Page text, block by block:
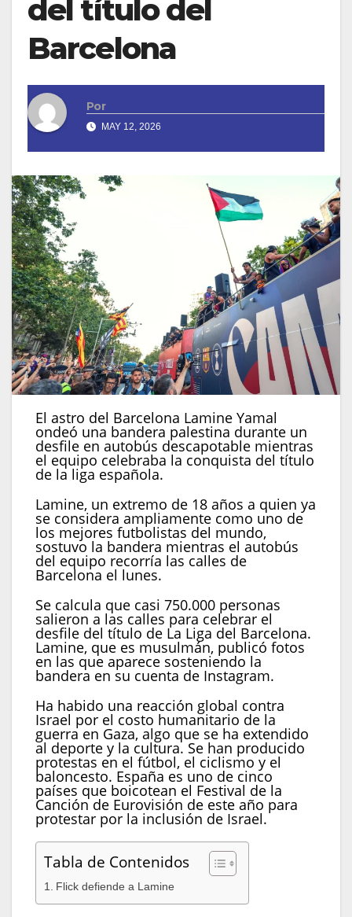
del título del
Barcelona
Por
MAY 12, 2026
El astro del Barcelona Lamine Yamal
ondeó una bandera palestina durante un
desfile en autobús descapotable mientras
el equipo celebraba la conquista del título
de la liga española.
Lamine, un extremo de 18 años a quien ya
se considera ampliamente como uno de
los mejores futbolistas del mundo,
sostuvo la bandera mientras el autobús
del equipo recorría las calles de
Barcelona el lunes.
Se calcula que casi 750.000 personas
salieron a las calles para celebrar el
desfile del título de La Liga del Barcelona.
Lamine, que es musulmán, publicó fotos
en las que aparece sosteniendo la
bandera en su cuenta de Instagram.
Ha habido una reacción global contra
Israel por el costo humanitario de la
guerra en Gaza, algo que se ha extendido
al deporte y la cultura. Se han producido
protestas en el fútbol, el ciclismo y el
baloncesto. España es uno de cinco
países que boicotean el Festival de la
Canción de Eurovisión de este año para
protestar por la inclusión de Israel.
Tabla de Contenidos
Flick defiende a Lamine